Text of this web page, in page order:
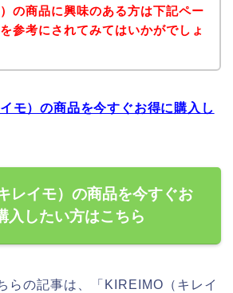
の商品に興味のある方は下記ペー
参考にされてみてはいかがでしょ
モ）の商品を今すぐお得に購入し
レイモ）の商品を今すぐお
入したい方はこちら
らの記事は、「KIREIMO（キレイ